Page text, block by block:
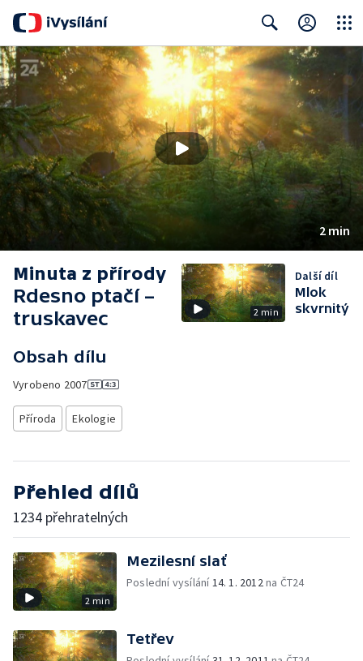
Search Close
2 min
Minuta z přírody
Rdesno ptačí –
truskavec
Obsah dílu
Vyrobeno 2007
Příroda Ekologie
2 min
Další díl
Mlok
skvrnitý
Přehled dílů
1234 přehratelných
2 min
Mezilesní slať
Poslední vysílání14. 1. 2012na ČT24
Tetřev